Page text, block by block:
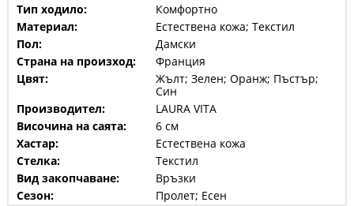
Тип ходило:
Комфортно
Материал:
Естествена кожа; Текстил
Пол:
Дамски
Страна на произход:
Франция
Цвят:
Жълт; Зелен; Оранж; Пъстър;
Син
Производител:
LAURA VITA
Височина на саята:
6 см
Хастар:
Естествена кожа
Стелка:
Текстил
Вид закопчаване:
Връзки
Сезон:
Пролет; Есен